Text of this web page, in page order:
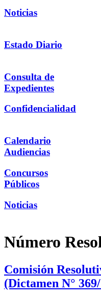
Noticias
Estado Diario
Consulta de
Expedientes
Confidencialidad
Calendario
Audiencias
Concursos
Públicos
Noticias
Número
Comisión
(Dictamen N°